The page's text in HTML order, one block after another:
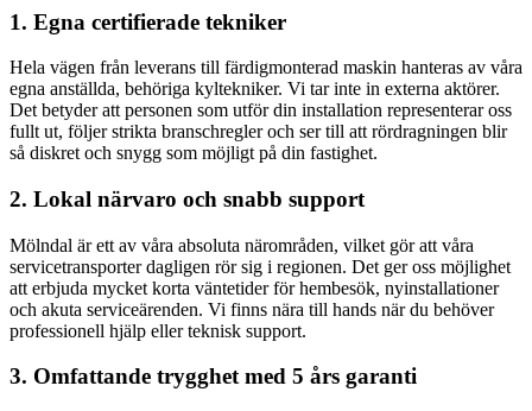
1. Egna certifierade tekniker
Hela vägen från leverans till färdigmonterad maskin hanteras av våra
egna anställda, behöriga kyltekniker. Vi tar inte in externa aktörer.
Det betyder att personen som utför din installation representerar oss
fullt ut, följer strikta branschregler och ser till att rördragningen blir
så diskret och snygg som möjligt på din fastighet.
2. Lokal närvaro och snabb support
Mölndal är ett av våra absoluta närområden, vilket gör att våra
servicetransporter dagligen rör sig i regionen. Det ger oss möjlighet
att erbjuda mycket korta väntetider för hembesök, nyinstallationer
och akuta serviceärenden. Vi finns nära till hands när du behöver
professionell hjälp eller teknisk support.
3. Omfattande trygghet med 5 års garanti